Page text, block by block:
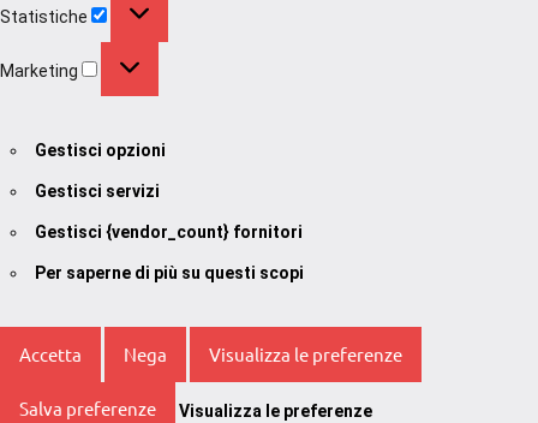
Statistiche
Marketing
Gestisci opzioni
Gestisci servizi
Gestisci {vendor_count} fornitori
Per saperne di più su questi scopi
Accetta Nega Visualizza le preferenze
Salva preferenze Visualizza le preferenze